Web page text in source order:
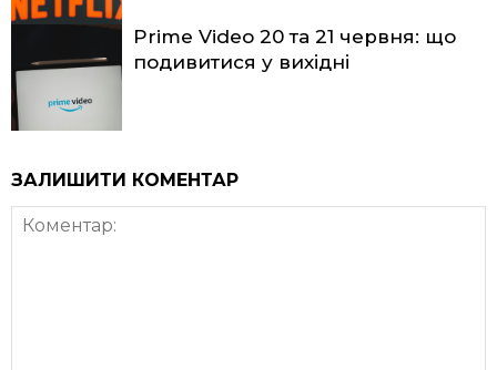
Prime Video 20 та 21 червня: що
подивитися у вихідні
ЗАЛИШИТИ КОМЕНТАР